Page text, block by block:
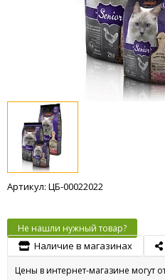
Артикул: ЦБ-00022022
Не нашли нужный товар?
Наличие в магазинах
Цены в интернет-магазине могут